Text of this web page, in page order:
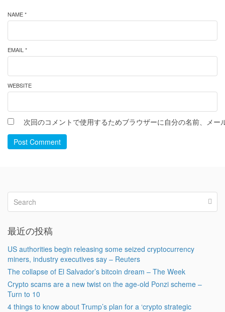
NAME *
EMAIL *
WEBSITE
次回のコメントで使用するためブラウザーに自分の名前、メー
Post Comment
最近の投稿
US authorities begin releasing some seized cryptocurrency
miners, industry executives say – Reuters
The collapse of El Salvador’s bitcoin dream – The Week
Crypto scams are a new twist on the age-old Ponzi scheme –
Turn to 10
4 things to know about Trump’s plan for a ‘crypto strategic